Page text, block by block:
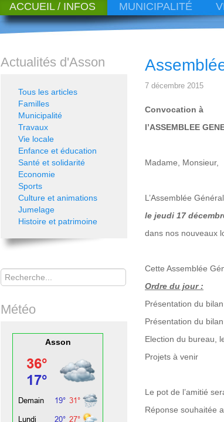
ACCUEIL / INFOS MUNICIPALITÉ
7 décembre 2015
Convocation à
l’ASSEMBLEE
Madame, Monsieur,
L’Assemblée
le jeudi 17
dans nos nouveaux
Cette Assemblée
Ordre du jour :
Présentation du bilan
Présentation du
Election du bureau,
Projets à venir
Le pot de l’amitié
Réponse souhaitée
Actualités d'Asson
Tous les articles
Familles
Municipalité
Travaux
Vie locale
Enfance et éducation
Santé et solidarité
Economie
Sports
Culture et animations
Jumelage
Histoire et patrimoine
Rechercher
Météo
Asson